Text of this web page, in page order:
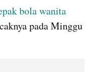
bola wanita
pada Minggu